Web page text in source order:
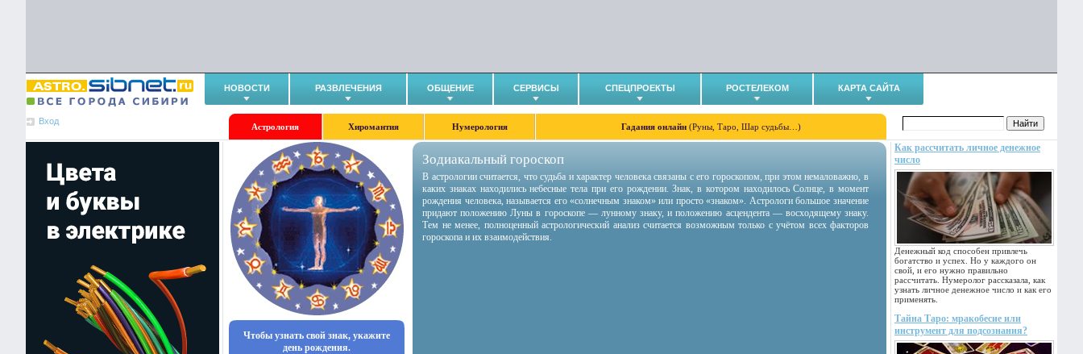
НОВОСТИ РАЗВЛЕЧЕНИЯ ОБЩЕНИЕ СЕРВИСЫ СПЕЦПРОЕКТЫ РОСТЕЛЕКОМ КАРТА САЙТА
Вход
Астрология Хиромантия Нумерология Гадания онлайн (Руны, Таро, Шар судьбы…)
Как рассчитать личное денежное
число
Денежный код способен привлечь
богатство и успех. Но у каждого он
свой, и его нужно правильно
рассчитать. Нумеролог рассказала, как
узнать личное денежное число и как его
применять.
Тайна Таро: мракобесие или
инструмент для подсознания?
Чтобы узнать свой знак, укажите
день рождения.
Зодиакальный гороскоп
В астрологии считается, что судьба и характер человека связаны с его гороскопом, при этом немаловажно, в
каких знаках находились небесные тела при его рождении. Знак, в котором находилось Солнце, в момент
рождения человека, называется его «солнечным знаком» или просто «знаком». Астрологи большое значение
придают положению Луны в гороскопе — лунному знаку, и положению асцендента — восходящему знаку.
Тем не менее, полноценный астрологический анализ считается возможным только с учётом всех факторов
гороскопа и их взаимодействия.